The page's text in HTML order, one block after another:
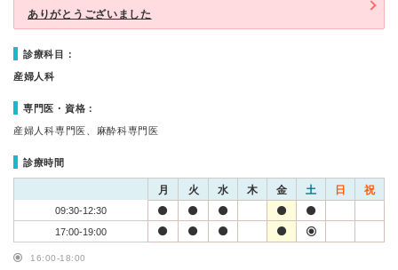
ありがとうございました
診療科目：
産婦人科
専門医・資格：
産婦人科専門医、麻酔科専門医
診療時間
月 火 水 木 金 土 日 祝
09:30-12:30
17:00-19:00
16:00-18:00